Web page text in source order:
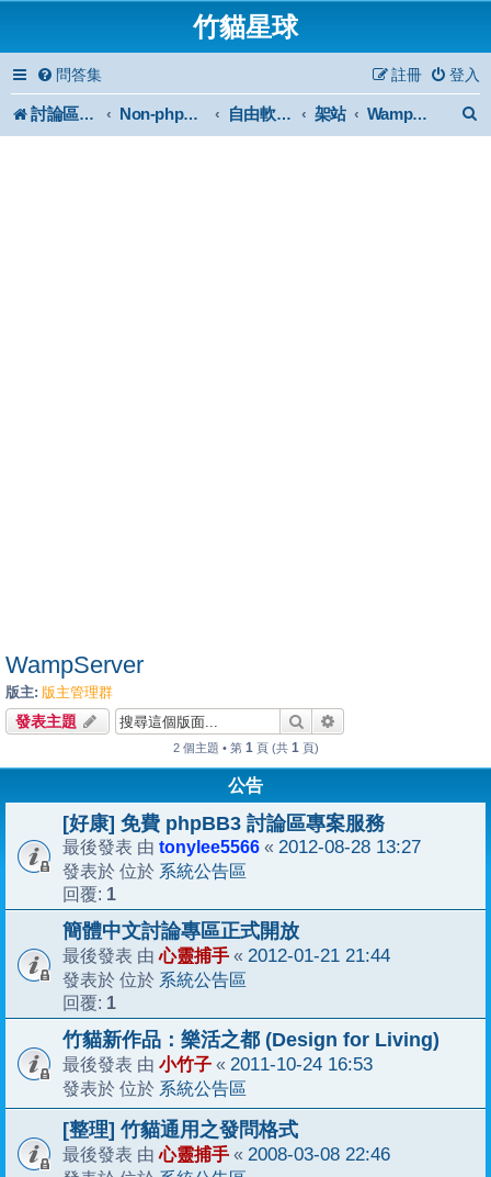
竹貓星球
問答集 登入
註冊
討論區首頁 Non-phpBB specific 自由軟體或免費軟體 架站 WampServer
WampServer
版主: 版主管理群
發表主題 搜尋
2 個主題 • 第 1 頁 (共 1 頁)
公告
[好康] 免費 phpBB3 討論區專案服務
最後發表 由 tonylee5566 « 2012-08-28 13:27
發表於 位於 系統公告區
回覆: 1
簡體中文討論專區正式開放
最後發表 由心靈捕手 « 2012-01-21 21:44
發表於 位於 系統公告區
回覆: 1
竹貓新作品：樂活之都 (Design for Living)
最後發表 由 小竹子 « 2011-10-24 16:53
發表於 位於 系統公告區
[整理] 竹貓通用之發問格式
最後發表 由心靈捕手 « 2008-03-08 22:46